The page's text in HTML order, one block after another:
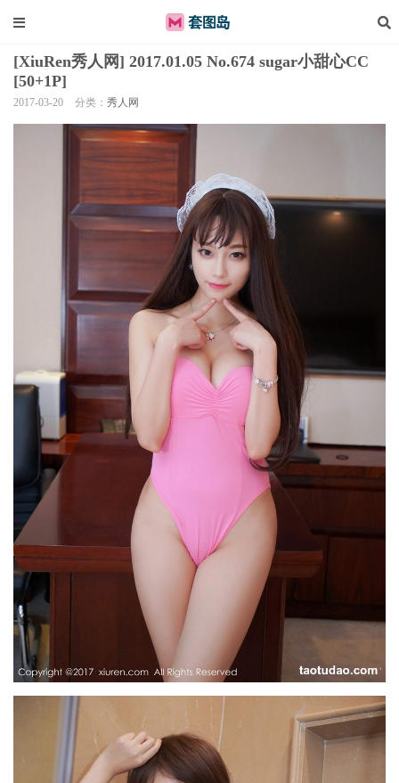
[XiuRen秀人网] 2017.01.05 No.674 sugar小甜心CC
[50+1P]
2017-03-20 分类： 秀人网